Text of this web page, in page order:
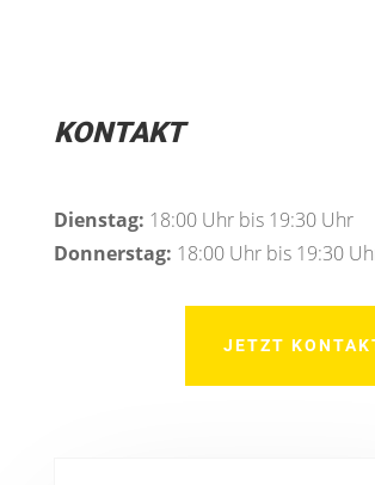
KONTAKT
Dienstag: 18:00 Uhr bis 19:30 Uhr
Donnerstag: 18:00 Uhr bis 19:30
JETZT